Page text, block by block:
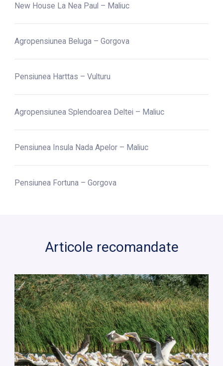
New House La Nea Paul – Maliuc
Agropensiunea Beluga – Gorgova
Pensiunea Harttas – Vulturu
Agropensiunea Splendoarea Deltei – Maliuc
Pensiunea Insula Nada Apelor – Maliuc
Pensiunea Fortuna – Gorgova
Articole recomandate